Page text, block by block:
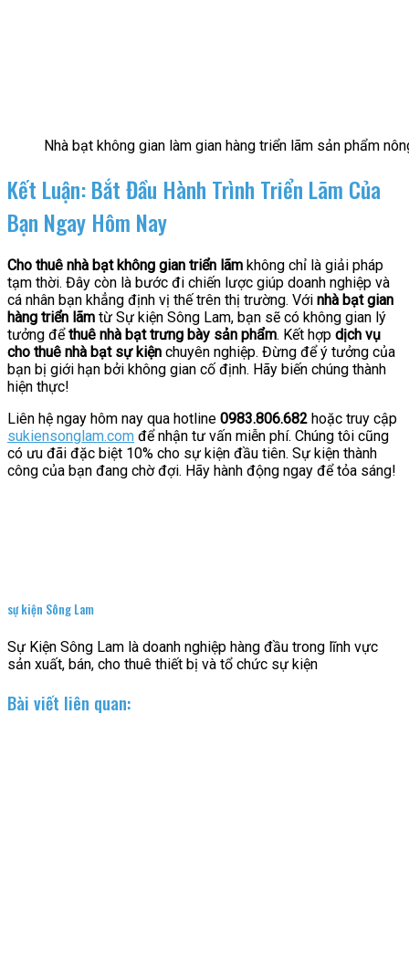
Nhà bạt không gian làm gian hàng triển lãm sản phẩm
Kết Luận: Bắt Đầu Hành Trình Triển Lãm Của
Bạn Ngay Hôm Nay
Cho thuê nhà bạt không gian triển lãm không chỉ là giải pháp
tạm thời. Đây còn là bước đi chiến lược giúp doanh nghiệp và
cá nhân bạn khẳng định vị thế trên thị trường. Với nhà bạt gian
hàng triển lãm từ Sự kiện Sông Lam, bạn sẽ có không gian lý
tưởng đểthuê nhà bạt trưng bày sản phẩm. Kết hợp dịch vụ
cho thuê nhà bạt sự kiện chuyên nghiệp. Đừng để ý tưởng của
bạn bị giới hạn bởi không gian cố định. Hãy biến chúng thành
hiện thực!
Liên hệ ngay hôm nay qua hotline 0983.806.682 hoặc truy cập
sukiensonglam.com để nhận tư vấn miễn phí. Chúng tôi cũng
có ưu đãi đặc biệt 10% cho sự kiện đầu tiên. Sự kiện thành
công của bạn đang chờ đợi. Hãy hành động ngay để tỏa sáng!
sự kiện Sông Lam
Sự Kiện Sông Lam là doanh nghiệp hàng đầu trong lĩnh vực
sản xuất, bán, cho thuê thiết bị và tổ chức sự kiện
Bài viết liên quan: